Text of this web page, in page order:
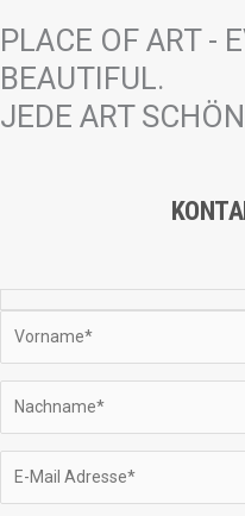
PLACE OF ART -
BEAUTIFUL.
JEDE ART